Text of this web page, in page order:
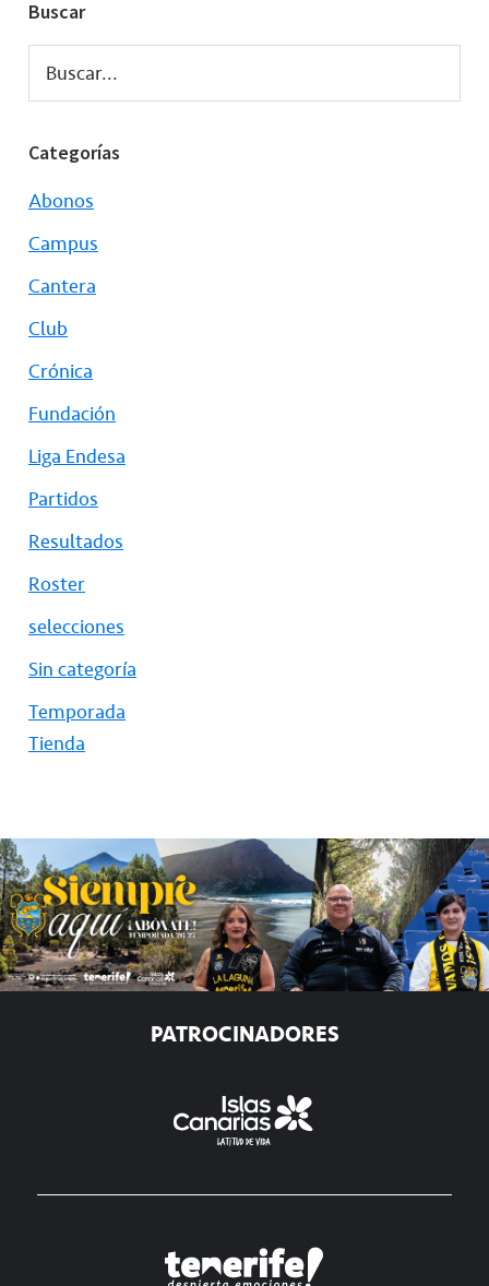
Buscar
Buscar...
Categorías
Abonos
Campus
Cantera
Club
Crónica
Fundación
Liga Endesa
Partidos
Resultados
Roster
selecciones
Sin categoría
Temporada
Tienda
PATROCINADORES